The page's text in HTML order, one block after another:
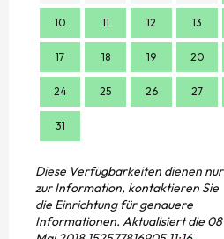
10 11 12 13
17 18 19 20
24 25 26 27
31
Diese Verfügbarkeiten dienen nur
zur Information, kontaktieren Sie
die Einrichtung für genauere
Informationen. Aktualisiert die 08